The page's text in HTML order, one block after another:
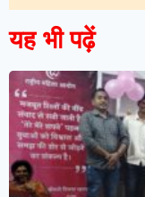
यह भी पढ़ें